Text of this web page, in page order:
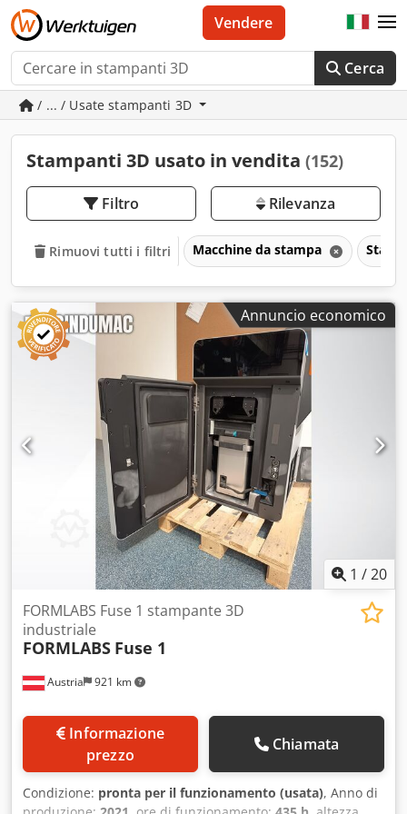
Cerca
Vendere
/ ... / Usate stampanti 3D
Stampanti 3D usato in vendita (152)
Filtro Rilevanza
Rimuovi tutti i filtri Macchine da stampa
Annuncio economico
1 /20
Austria 921 km
FORMLABS Fuse 1 stampante 3D
industriale
FORMLABS Fuse 1
prezzo
Chiamata
Condizione: pronta per il funzionamento (usata), Anno di